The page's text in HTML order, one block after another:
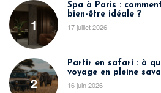
1
Spa à Paris :
bien-être idéale ?
17 juillet 2026
2
Partir en safari : à
voyage en pleine
16 juin 2026